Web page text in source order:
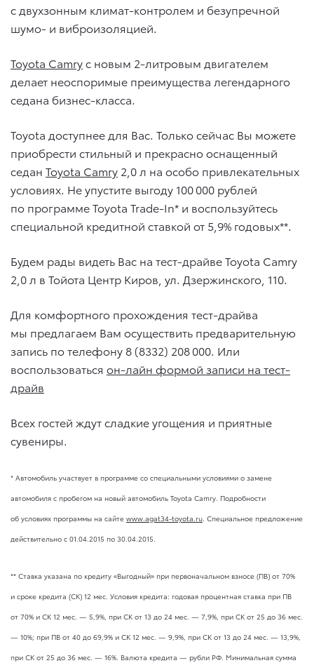
с двухзонным климат-контролем и безупречной
шумо- и виброизоляцией.
Toyota Camryс новым 2-литровым двигателем
делает неоспоримые преимущества легендарного
седана бизнес-класса.
Toyota доступнее для Вас. Только сейчас Вы можете
приобрести стильный и прекрасно оснащенный
седан Toyota Camry 2,0 л на особо привлекательных
условиях. Не упустите выгоду 100 000 рублей
по программе Toyota Trade-In* и воспользуйтесь
специальной кредитной ставкой от 5,9% годовых**.
Будем рады видеть Вас на тест-драйве Toyota Camry
2,0 л в Тойота Центр Киров, ул. Дзержинского, 110.
Для комфортного прохождения тест-драйва
мы предлагаем Вам осуществить предварительную
запись по телефону 8 (8332) 208 000. Или
воспользоваться он-лайн формой записи на тест-
драйв
Всех гостей ждут сладкие угощения и приятные
сувениры.
* Автомобиль участвует в программе со специальными условиями о замене
автомобиля с пробегом на новый автомобиль Toyota Camry. Подробности
об условиях программы на сайте www.agat34-toyota.ru . Специальное предложение
действительно с 01.04.2015 по 30.04.2015.
** Ставка указана по кредиту «Выгодный» при первоначальном взносе (ПВ) от 70%
и сроке кредита (СК) 12 мес. Условия кредита: годовая процентная ставка при ПВ
от 70% и СК 12 мес. — 5,9%, при СК от 13 до 24 мес. — 7,9%, при СК от 25 до 36 мес.
— 10%; при ПВ от 40 до 69,9% и СК 12 мес. — 9,9%, при СК от 13 до 24 мес. — 13,9%,
при СК от 25 до 36 мес. — 16%. Валюта кредита — рубли РФ. Минимальная сумма